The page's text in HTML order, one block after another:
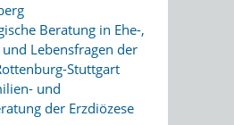
Beratung in Ehe-,
Lebensfragen der
Stuttgart
und
der Erzdiözese